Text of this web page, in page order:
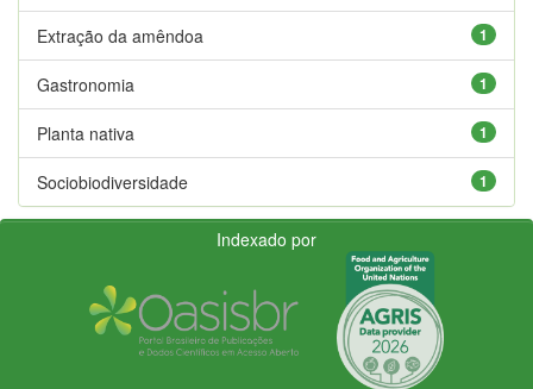
1
Extração da amêndoa
1
Gastronomia
1
Planta nativa
1
Sociobiodiversidade
Indexado por